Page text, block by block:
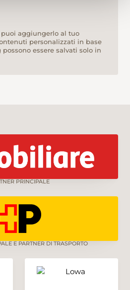
aggiungerlo al tuo
personalizzati in base
essere salvati solo in
PRINCIPALE
E PARTNER DI TRASPORTO